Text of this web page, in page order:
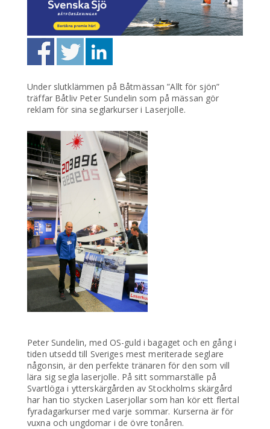
Under slutklämmen på Båtmässan ”Allt för sjön”
träffar Båtliv Peter Sundelin som på mässan gör
reklam för sina seglarkurser i Laserjolle.
Peter Sundelin, med OS-guld i bagaget och en gång i
tiden utsedd till Sveriges mest meriterade seglare
någonsin, är den perfekte tränaren för den som vill
lära sig segla laserjolle. På sitt sommarställe på
Svartlöga i ytterskärgården av Stockholms skärgård
har han tio stycken Laserjollar som han kör ett flertal
fyradagarkurser med varje sommar. Kurserna är för
vuxna och ungdomar i de övre tonåren.